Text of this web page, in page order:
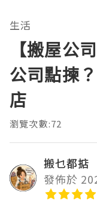
生活
【搬屋公
公司點揀
店
瀏覽次數:72
搬乜都掂
發佈於